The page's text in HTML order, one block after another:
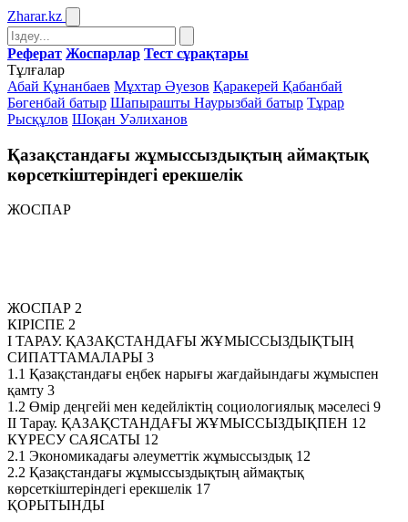
Zharar.kz
Реферат Жоспарлар Тест сұрақтары
Тұлғалар
Абай Құнанбаев Мұхтар Әуезов Қаракерей Қабанбай
Бөгенбай батыр Шапырашты Наурызбай батыр Тұрар
Рысқұлов Шоқан Уәлиханов
Қазақстандағы жұмыссыздықтың аймақтық
көрсеткіштеріндегі ерекшелік
ЖОСПАР
ЖОСПАР 2
КІРІСПЕ 2
І ТАРАУ. ҚАЗАҚСТАНДАҒЫ ЖҰМЫССЫЗДЫҚТЫҢ
СИПАТТАМАЛАРЫ 3
1.1 Қазақстандағы еңбек нарығы жағдайындағы жұмыспен
қамту 3
1.2 Өмір деңгейі мен кедейліктiң социологиялық мәселесі 9
II Тарау. ҚАЗАҚСТАНДАҒЫ ЖҰМЫССЫЗДЫҚПЕН 12
КҮРЕСУ САЯСАТЫ 12
2.1 Экономикадағы әлеуметтік жұмыссыздық 12
2.2 Қазақстандағы жұмыссыздықтың аймақтық
көрсеткіштеріндегі ерекшелік 17
ҚОРЫТЫНДЫ